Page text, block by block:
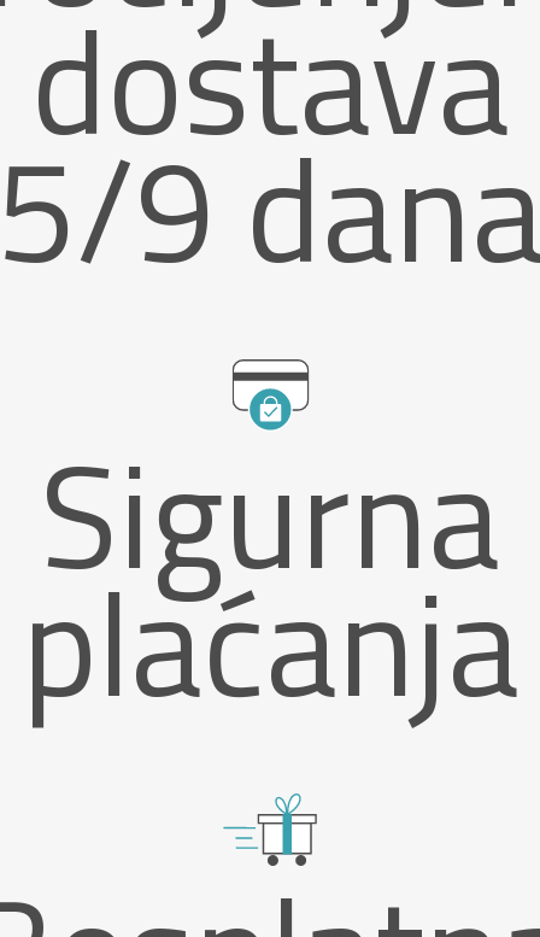
dostava
9
Sigurna
plaćanja